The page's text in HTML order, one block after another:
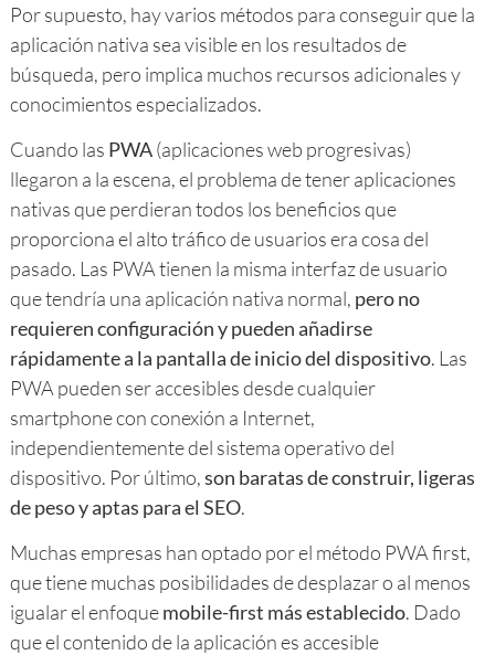
Por supuesto, hay varios métodos para conseguir que la
aplicación nativa sea visible en los resultados de
búsqueda, pero implica muchos recursos adicionales y
conocimientos especializados.
Cuando las PWA(aplicaciones web progresivas)
llegaron a la escena, el problema de tener aplicaciones
nativas que perdieran todos los beneficios que
proporciona el alto tráfico de usuarios era cosa del
pasado. Las PWA tienen la misma interfaz de usuario
que tendría una aplicación nativa normal, pero no
requieren configuración y pueden añadirse
rápidamente a la pantalla de inicio del dispositivo. Las
PWA pueden ser accesibles desde cualquier
smartphone con conexión a Internet,
independientemente del sistema operativo del
dispositivo. Por último,son baratas de construir, ligeras
de peso y aptas para el SEO.
Muchas empresas han optado por el método PWA first,
que tiene muchas posibilidades de desplazar o al menos
igualar el enfoquemobile-first más establecido. Dado
que el contenido de la aplicación es accesible